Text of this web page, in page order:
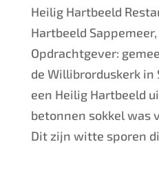
Heilig Hartbeeld
Hartbeeld
Opdrachtgever:
de Willibrorduskerk in
een Heilig Hartbeeld
betonnen sokkel was
Dit zijn witte sporen